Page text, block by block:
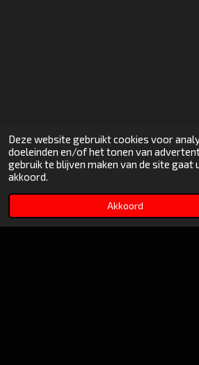
Deze website gebruikt cookies voor
doeleinden en/of het tonen van
gebruik te blijven maken van de site gaat
akkoord.
Akkoord